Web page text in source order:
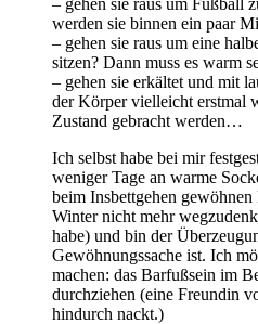
werden sie binnen ein paar
– gehen sie raus um eine
sitzen? Dann muss es warm
– gehen sie erkältet und mit
der Körper vielleicht erstmal
Zustand gebracht werden…
Ich selbst habe bei mir
weniger Tage an warme
beim Insbettgehen
Winter nicht mehr
habe) und bin der
Gewöhnungssache ist. Ich
machen: das Barfußsein im
durchziehen (eine Freundin
hindurch nackt.)